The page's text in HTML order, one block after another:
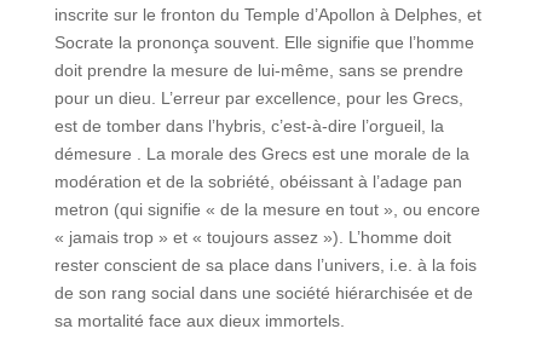
inscrite sur le fronton du Temple d’Apollon à Delphes, et
Socrate la prononça souvent. Elle signifie que l’homme
doit prendre la mesure de lui-même, sans se prendre
pour un dieu. L’erreur par excellence, pour les Grecs,
est de tomber dans l’hybris, c’est-à-dire l’orgueil, la
démesure . La morale des Grecs est une morale de la
modération et de la sobriété, obéissant à l’adage pan
metron (qui signifie « de la mesure en tout », ou encore
« jamais trop » et « toujours assez »). L’homme doit
rester conscient de sa place dans l’univers, i.e. à la fois
de son rang social dans une société hiérarchisée et de
sa mortalité face aux dieux immortels.